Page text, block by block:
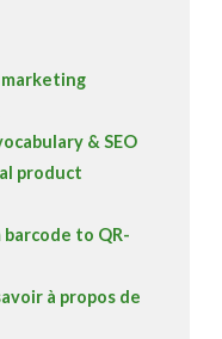
& SEO
product
to QR-
à propos de